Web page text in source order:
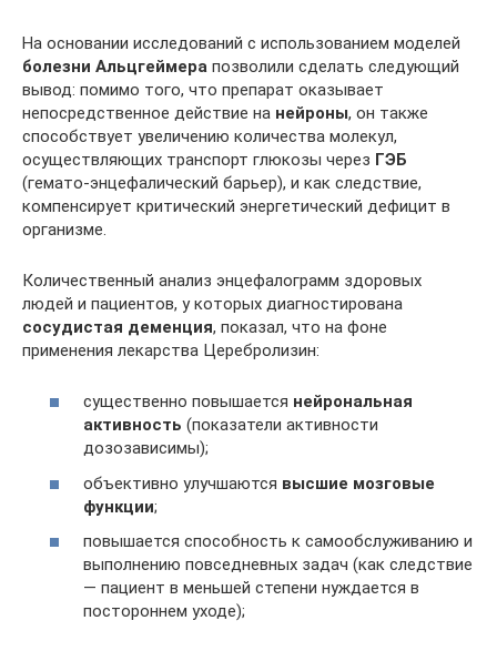
На основании исследований с использованием моделей
болезни Альцгеймера позволили сделать следующий
вывод: помимо того, что препарат оказывает
непосредственное действие на нейроны, он также
способствует увеличению количества молекул,
осуществляющих транспорт глюкозы через ГЭБ
(гемато-энцефалический барьер), и как следствие,
компенсирует критический энергетический дефицит в
организме.
Количественный анализ энцефалограмм здоровых
людей и пациентов, у которых диагностирована
сосудистая деменция, показал, что на фоне
применения лекарства Церебролизин:
существенно повышается нейрональная
активность (показатели активности
дозозависимы);
объективно улучшаются высшие мозговые
функции;
повышается способность к самообслуживанию и
выполнению повседневных задач (как следствие
— пациент в меньшей степени нуждается в
постороннем уходе);